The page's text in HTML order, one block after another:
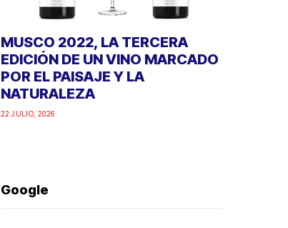
MUSCO 2022, LA TERCERA
EDICIÓN DE UN VINO MARCADO
POR EL PAISAJE Y LA
NATURALEZA
22 JULIO, 2026
Google